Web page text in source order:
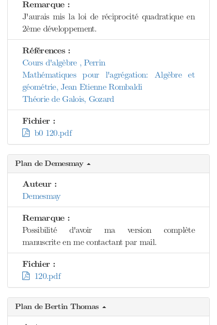
Remarque :
J'aurais mis la loi de réciprocité quadratique en
2ème développement.
Références :
Cours d'algèbre , Perrin
Mathématiques pour l'agrégation: Algèbre et
géométrie, Jean Etienne Rombaldi
Théorie de Galois, Gozard
Fichier :
b0 120.pdf
Plan de Demesmay
Auteur :
Demesmay
Remarque :
Possibilité d'avoir ma version complète
manuscrite en me contactant par mail.
Fichier :
120.pdf
Plan de Bertin Thomas